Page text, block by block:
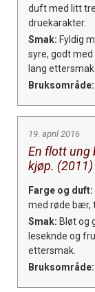
duft med litt
druekarakter.
Smak: Fyldig
syre, godt
lang ettersmak.
Bruksområde:
19. april 2016
En flott ung
kjøp. (2011)
Farge og duft:
med røde bær,
Smak: Bløt og
leseknde og
ettersmak.
Bruksområde: